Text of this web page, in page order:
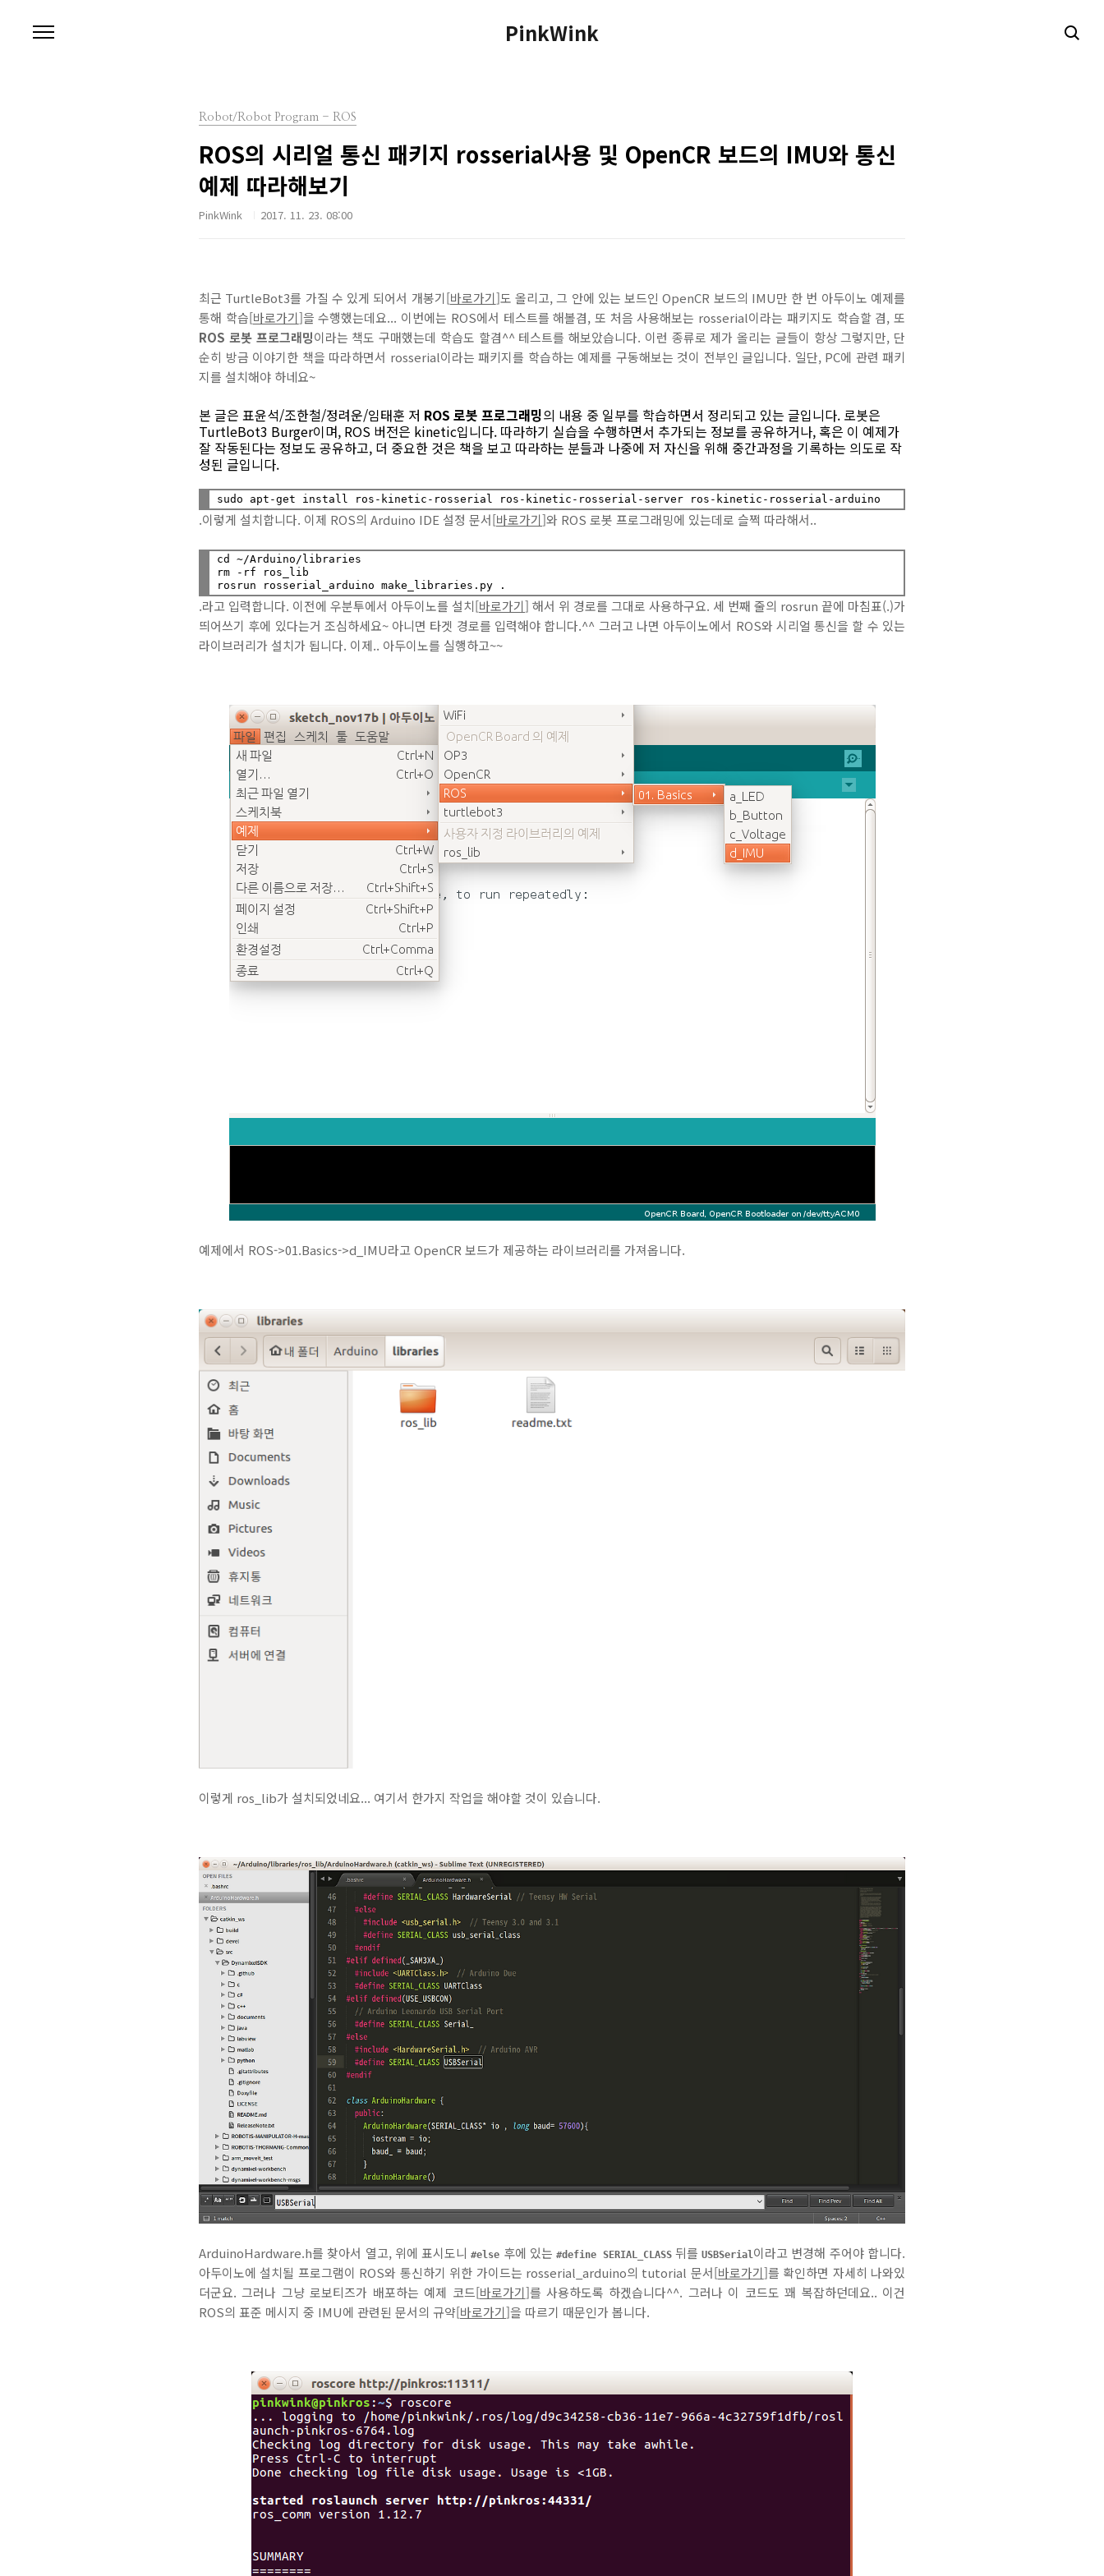
PinkWink
Robot/Robot Program - ROS
ROS의 시리얼 통신 패키지 rosserial사용 및 OpenCR 보드의 IMU와 통신
예제 따라해보기
PinkWink 2017. 11. 23. 08:00
최근 TurtleBot3를 가질 수 있게 되어서 개봉기[바로가기]도 올리고, 그 안에 있는 보드인 OpenCR 보드의 IMU만 한 번 아두이노 예제를
통해 학습[바로가기]을 수행했는데요... 이번에는 ROS에서 테스트를 해볼겸, 또 처음 사용해보는 rosserial이라는 패키지도 학습할 겸, 또
ROS 로봇 프로그래밍이라는 책도 구매했는데 학습도 할겸^^ 테스트를 해보았습니다. 이런 종류로 제가 올리는 글들이 항상 그렇지만, 단
순히 방금 이야기한 책을 따라하면서 rosserial이라는 패키지를 학습하는 예제를 구동해보는 것이 전부인 글입니다. 일단, PC에 관련 패키
지를 설치해야 하네요~
본 글은 표윤석/조한철/정려운/임태훈 저 ROS 로봇 프로그래밍의 내용 중 일부를 학습하면서 정리되고 있는 글입니다. 로봇은
TurtleBot3 Burger이며, ROS 버전은 kinetic입니다. 따라하기 실습을 수행하면서 추가되는 정보를 공유하거나, 혹은 이 예제가
잘 작동된다는 정보도 공유하고, 더 중요한 것은 책을 보고 따라하는 분들과 나중에 저 자신을 위해 중간과정을 기록하는 의도로 작
성된 글입니다.
.이렇게 설치합니다. 이제 ROS의 Arduino IDE 설정 문서[바로가기]와 ROS 로봇 프로그래밍에 있는데로 슬쩍 따라해서..
cd ~/Arduino/libraries
rm -rf ros_lib
.라고 입력합니다. 이전에 우분투에서 아두이노를 설치[바로가기] 해서 위 경로를 그대로 사용하구요. 세 번째 줄의 rosrun 끝에 마침표(.)가
띄어쓰기 후에 있다는거 조심하세요~ 아니면 타겟 경로를 입력해야 합니다.^^ 그러고 나면 아두이노에서 ROS와 시리얼 통신을 할 수 있는
라이브러리가 설치가 됩니다. 이제.. 아두이노를 실행하고~~
예제에서 ROS->01.Basics->d_IMU라고 OpenCR 보드가 제공하는 라이브러리를 가져옵니다.
이렇게 ros_lib가 설치되었네요... 여기서 한가지 작업을 해야할 것이 있습니다.
ArduinoHardware.h를 찾아서 열고, 위에 표시도니#else 후에 있는#define SERIAL_CLASS뒤를USBSerial이라고 변경해 주어야 합니다.
아두이노에 설치될 프로그램이 ROS와 통신하기 위한 가이드는 rosserial_arduino의 tutorial 문서[바로가기]를 확인하면 자세히 나와있
더군요. 그러나 그냥 로보티즈가 배포하는 예제 코드[바로가기]를 사용하도록 하겠습니다^^. 그러나 이 코드도 꽤 복잡하던데요.. 이건
ROS의 표준 메시지 중 IMU에 관련된 문서의 규약[바로가기]을 따르기 때문인가 봅니다.